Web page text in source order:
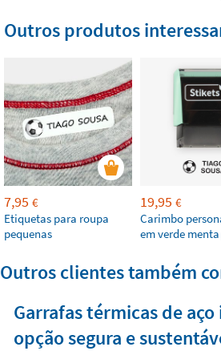
Outros produtos
7,95 €
Etiquetas para roupa
pequenas
19,95 €
Carimbo
em verde
Outros clientes também
Garrafas térmicas de
opção segura e